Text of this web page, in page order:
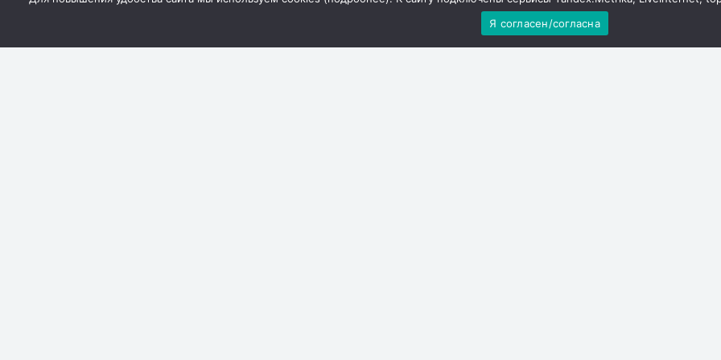
Я согласен/согласна